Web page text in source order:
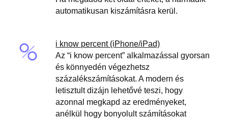
automatikusan kiszámításra kerül.
i know percent (iPhone/iPad)
Az “i know percent” alkalmazással gyorsan
és könnyedén végezhetsz
százalékszámításokat. A modern és
letisztult dizájn lehetővé teszi, hogy
azonnal megkapd az eredményeket,
anélkül hogy bonyolult számításokat